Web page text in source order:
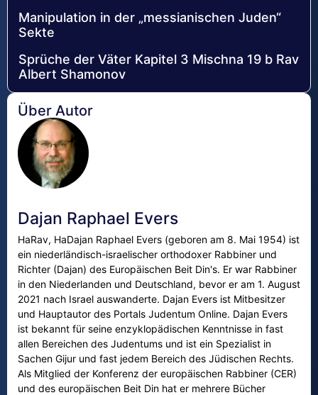
Manipulation in der „messianischen Juden“
Sekte
Sprüche der Väter Kapitel 3 Mischna 19 b Rav
Albert Shamonov
Über Autor
Dajan Raphael Evers
HaRav, HaDajan Raphael Evers (geboren am 8. Mai 1954) ist
ein niederländisch-israelischer orthodoxer Rabbiner und
Richter (Dajan) des Europäischen Beit Din's. Er war Rabbiner
in den Niederlanden und Deutschland, bevor er am 1. August
2021 nach Israel auswanderte. Dajan Evers ist Mitbesitzer
und Hauptautor des Portals Judentum Online. Dajan Evers
ist bekannt für seine enzyklopädischen Kenntnisse in fast
allen Bereichen des Judentums und ist ein Spezialist in
Sachen Gijur und fast jedem Bereich des Jüdischen Rechts.
Als Mitglied der Konferenz der europäischen Rabbiner (CER)
und des europäischen Beit Din hat er mehrere Bücher